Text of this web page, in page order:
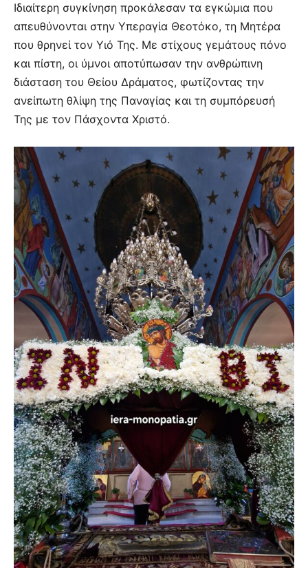
Ιδιαίτερη συγκίνηση προκάλεσαν τα εγκώμια που
απευθύνονται στην Υπεραγία Θεοτόκο, τη Μητέρα
που θρηνεί τον Υιό Της. Με στίχους γεμάτους πόνο
και πίστη, οι ύμνοι αποτύπωσαν την ανθρώπινη
διάσταση του Θείου Δράματος, φωτίζοντας την
ανείπωτη θλίψη της Παναγίας και τη συμπόρευσή
Της με τον Πάσχοντα Χριστό.